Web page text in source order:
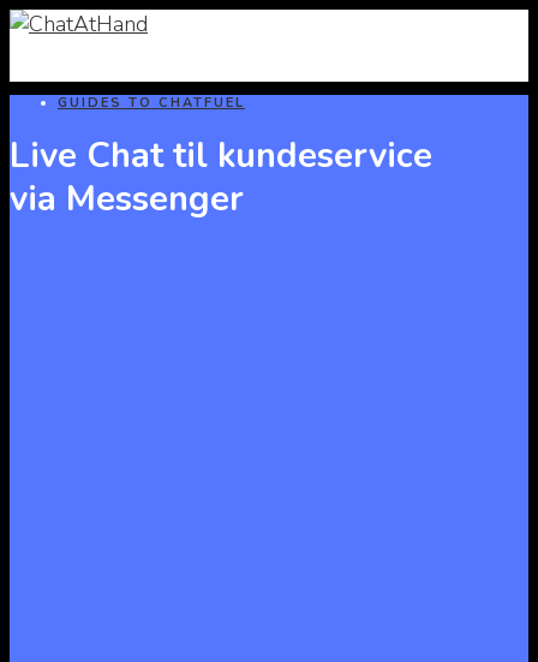
GUIDES TO CHATFUEL
Live Chat til kundeservice
via Messenger